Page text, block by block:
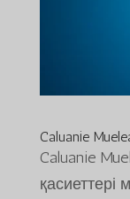
Caluanie
Caluanie